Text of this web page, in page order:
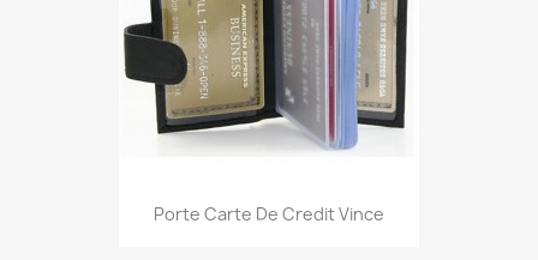
Porte Carte De Credit Vince